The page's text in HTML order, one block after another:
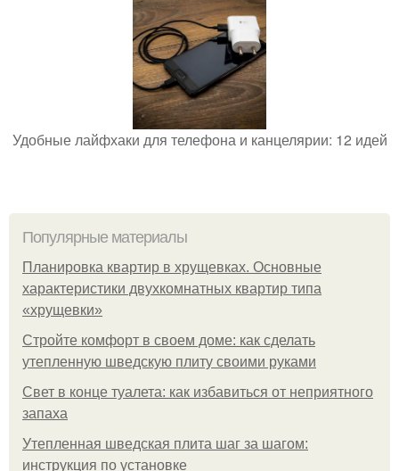
Удобные лайфхаки для телефона и канцелярии: 12 идей
Популярные материалы
Планировка квартир в хрущевках. Основные
характеристики двухкомнатных квартир типа
«хрущевки»
Стройте комфорт в своем доме: как сделать
утепленную шведскую плиту своими руками
Свет в конце туалета: как избавиться от неприятного
запаха
Утепленная шведская плита шаг за шагом:
инструкция по установке